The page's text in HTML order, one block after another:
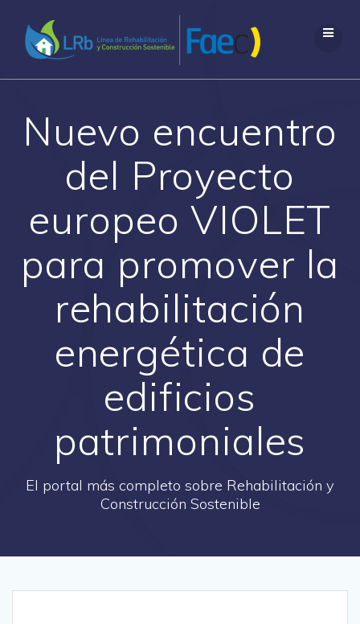
al
contenido
Nuevo encuentro
del Proyecto
europeo VIOLET
para promover la
rehabilitación
energética de
edificios
patrimoniales
El portal más completo sobre Rehabilitación y
Construcción Sostenible